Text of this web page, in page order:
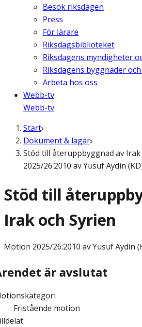
Besök riksdagen
Press
För lärare
Riksdagsbiblioteket
Riksdagens myndigheter
Riksdagens byggnader
Arbeta hos oss
Webb-tv
Webb-tv
Start
Dokument & lagar
Stöd till återuppbyggnad av
2025/26:2010 av Yusuf Aydin
Stöd till
Irak och Syrien
Motion 2025/26:2010 av Yusuf Aydin
är avslutat
Fristående motion